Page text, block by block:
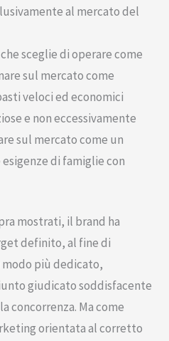
al mercato del
sceglie di operare come
sul mercato come
veloci ed economici
e non eccessivamente
sul mercato come un
di famiglie con
mostrati, il brand ha
definito, al fine di
modo più dedicato,
giudicato soddisfacente
concorrenza. Ma come
orientata al corretto